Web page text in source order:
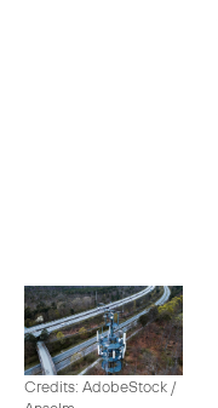
Credits: AdobeStock /